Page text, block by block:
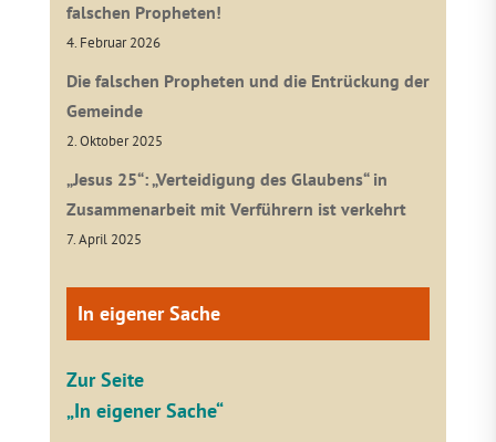
falschen Propheten!
4. Februar 2026
Die falschen Propheten und die Entrückung der
Gemeinde
2. Oktober 2025
„Jesus 25“: „Verteidigung des Glaubens“ in
Zusammenarbeit mit Verführern ist verkehrt
7. April 2025
In eigener Sache
Zur Seite
„In eigener Sache“